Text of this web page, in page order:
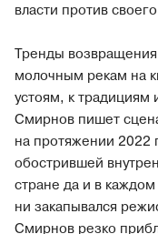
власти против
Тренды
молочным рекам на
устоям, к
Смирнов пишет
на протяжении 2022
обострившей
стране да и в
ни закапывался
Смирнов резко